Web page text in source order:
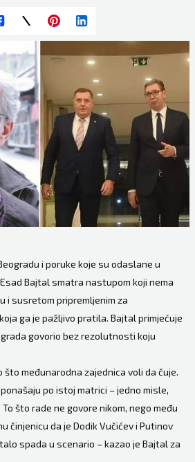
i poruke koje su odaslane u
Bajtal smatra nastupom koji nema
i susretom pripremljenim za
ga je pažljivo pratila. Bajtal primjećuje
govorio bez rezolutnosti koju
što međunarodna zajednica voli da čuje.
po istoj matrici – jedno misle,
što rade ne govore nikom, nego među
činjenicu da je Dodik Vučićev i Putinov
spada u scenario – kazao je Bajtal za